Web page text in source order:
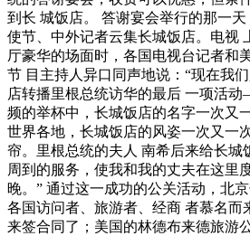
到长 城饭店。 答谢宴会举行的那一
使节、中外记者云集长城饭店。电视
厅豪华的场面时，各国电视台记者和
节 目主持人异口同声地说：“现在我
店转播里根总统访华的最后 一项活
频的举杯中，长城饭店的名字一次又
世界各地，长城饭店的风姿一次又一
帘。里根总统的夫人 南希后来给长城
周到的服务，使我和我的丈夫在这里
晚。” 通过这一成功的公关活动，北
各国访问者、旅游者、经商 者慕名而
来签合同了；美国的林德布来德旅游